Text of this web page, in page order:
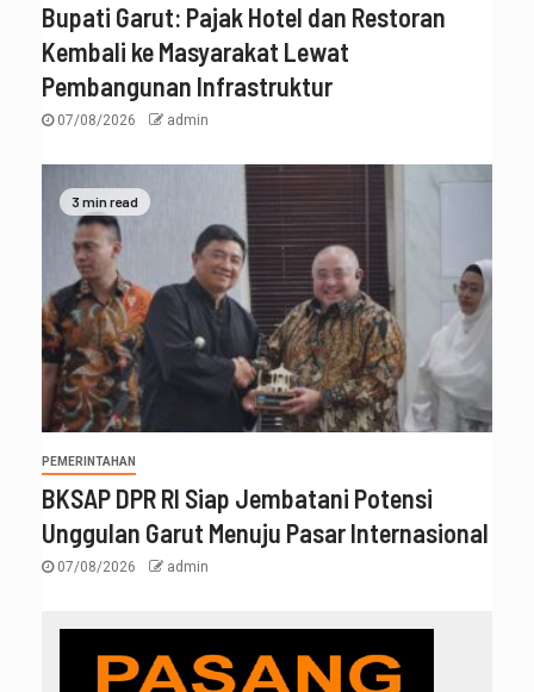
Bupati Garut: Pajak Hotel dan Restoran
Kembali ke Masyarakat Lewat
Pembangunan Infrastruktur
07/08/2026 admin
3 min read
PEMERINTAHAN
BKSAP DPR RI Siap Jembatani Potensi
Unggulan Garut Menuju Pasar Internasional
07/08/2026 admin